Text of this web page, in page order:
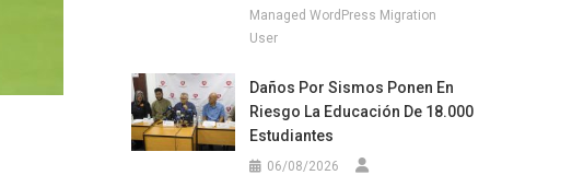
Managed WordPress Migration
User
Daños Por Sismos Ponen En
Riesgo La Educación De 18.000
Estudiantes
06/08/2026